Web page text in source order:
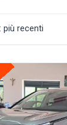
più recenti